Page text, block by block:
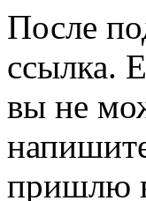
После
ссылка.
вы не
пришлю